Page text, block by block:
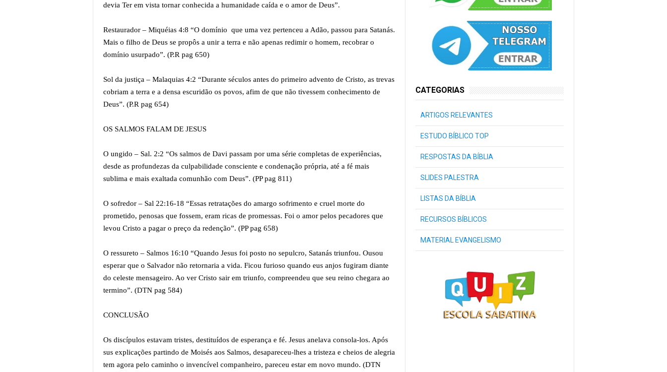
devia Ter em vista tornar conhecida a humanidade caída e o amor de Deus”.
Restaurador – Miquéias 4:8 “O domínio que uma vez pertenceu a Adão, passou para Satanás.
Mais o filho de Deus se propôs a unir a terra e não apenas redimir o homem, recobrar o
domínio usurpado”. (P.R pag 650)
Sol da justiça – Malaquias 4:2 “Durante séculos antes do primeiro advento de Cristo, as trevas
cobriam a terra e a densa escuridão os povos, afim de que não tivessem conhecimento de
Deus”. (P.R pag 654)
OS SALMOS FALAM DE JESUS
O ungido – Sal. 2:2 “Os salmos de Davi passam por uma série completas de experiências,
desde as profundezas da culpabilidade consciente e condenação própria, até a fé mais
sublima e mais exaltada comunhão com Deus”. (PP pag 811)
O sofredor – Sal 22:16-18 “Essas retratações do amargo sofrimento e cruel morte do
prometido, penosas que fossem, eram ricas de promessas. Foi o amor pelos pecadores que
levou Cristo a pagar o preço da redenção”. (PP pag 658)
O ressureto – Salmos 16:10 “Quando Jesus foi posto no sepulcro, Satanás triunfou. Ousou
esperar que o Salvador não retornaria a vida. Ficou furioso quando eus anjos fugiram diante
do celeste mensageiro. Ao ver Cristo sair em triunfo, compreendeu que seu reino chegara ao
termino”. (DTN pag 584)
CONCLUSÃO
Os discípulos estavam tristes, destituídos de esperança e fé. Jesus anelava consola-los. Após
sus explicações partindo de Moisés aos Salmos, desapareceu-lhes a tristeza e cheios de alegria
tem agora pelo caminho o invencível companheiro, pareceu estar em novo mundo. (DTN
CATEGORIAS
ARTIGOS RELEVANTES
ESTUDO BÍBLICO TOP
RESPOSTAS DA BÍBLIA
SLIDES PALESTRA
LISTAS DA BÍBLIA
RECURSOS BÍBLICOS
MATERIAL EVANGELISMO